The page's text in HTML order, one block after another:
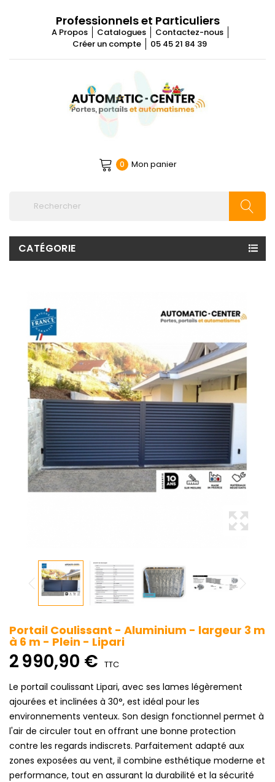
Professionnels et Particuliers
A Propos Catalogues
Contactez-nous
Créer un compte
05 45 21 84 39
0 Mon panier
CATÉGORIE
Portail Coulissant - Aluminium - largeur 3 m
à 6 m - Plein - Lipari
2 990,90 € TTC
Le portail coulissant Lipari, avec ses lames légèrement
ajourées et inclinées à 30°, est idéal pour les
environnements venteux. Son design fonctionnel permet à
l'air de circuler tout en offrant une bonne protection
contre les regards indiscrets. Parfaitement adapté aux
zones exposées au vent, il combine esthétique moderne et
performance, tout en assurant la durabilité et la sécurité